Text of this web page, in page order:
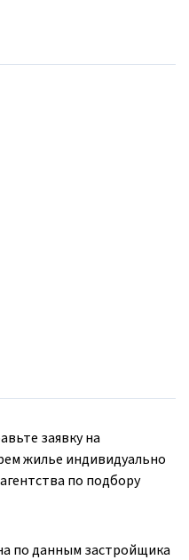
заявку на
жилье индивидуально
по подбору
по данным застройщика